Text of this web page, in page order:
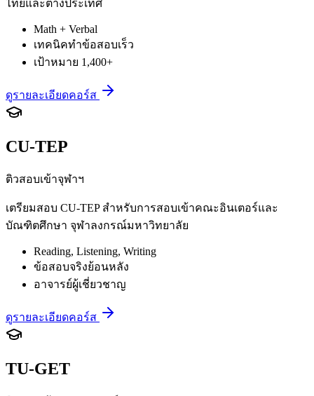
ไทยและต่างประเทศ
Math + Verbal
เทคนิคทำข้อสอบเร็ว
เป้าหมาย 1,400+
ดูรายละเอียดคอร์ส
CU-TEP
ติวสอบเข้าจุฬาฯ
เตรียมสอบ CU-TEP สำหรับการสอบเข้าคณะอินเตอร์และ
บัณฑิตศึกษา จุฬาลงกรณ์มหาวิทยาลัย
Reading, Listening, Writing
ข้อสอบจริงย้อนหลัง
อาจารย์ผู้เชี่ยวชาญ
ดูรายละเอียดคอร์ส
TU-GET